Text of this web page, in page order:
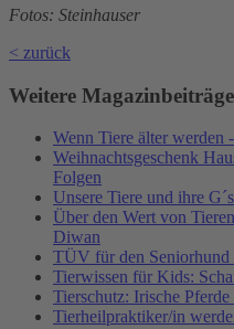
Fotos: Steinhauser
< zurück
Weitere Magazinbeiträge
Wenn Tiere älter werden
Weihnachtsgeschenk
Folgen
Unsere Tiere und ihre
Über den Wert von
Diwan
TÜV für den Seniorhund
Tierwissen für Kids:
Tierschutz: Irische
Tierheilpraktiker/in